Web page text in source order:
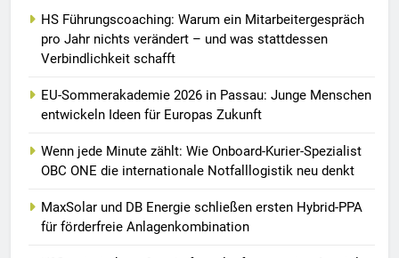
HS Führungscoaching: Warum ein Mitarbeitergespräch
pro Jahr nichts verändert – und was stattdessen
Verbindlichkeit schafft
EU-Sommerakademie 2026 in Passau: Junge Menschen
entwickeln Ideen für Europas Zukunft
Wenn jede Minute zählt: Wie Onboard-Kurier-Spezialist
OBC ONE die internationale Notfalllogistik neu denkt
MaxSolar und DB Energie schließen ersten Hybrid-PPA
für förderfreie Anlagenkombination